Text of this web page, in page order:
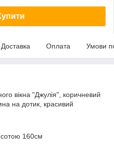
Доставка Оплата Умови
вікна "Джулія", коричневий
на дотик, красивий
160см